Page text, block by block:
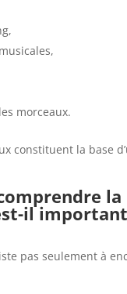
morceaux.
constituent la base
la
il
pas seulement à